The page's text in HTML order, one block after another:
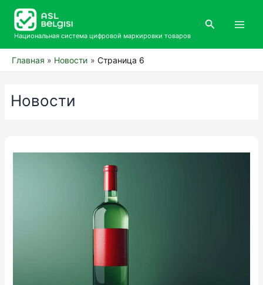
Перейти
содержимому
Национальная система цифровой маркировки товаров
Поиск
Главная Новости Страница 6
Новости